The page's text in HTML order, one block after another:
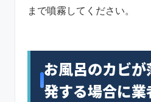
まで噴霧してください。
お風呂のカビ
発する場合に